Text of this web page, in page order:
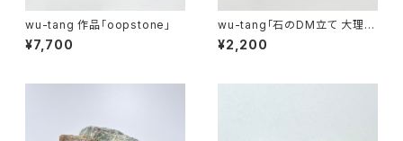
wu-tang 作品「oopstone」
¥7,700
wu-tang「石のDM立て 大理石
3ポケ」
¥2,200